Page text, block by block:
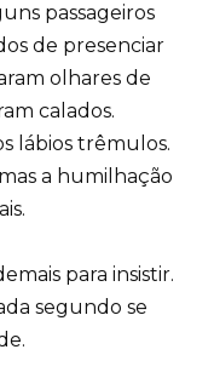
passageiros
de presenciar
olhares de
calados.
lábios trêmulos.
a humilhação
para insistir.
segundo se